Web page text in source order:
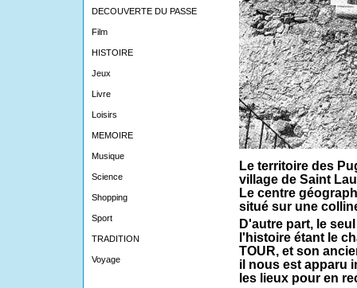
DECOUVERTE DU PASSE
Film
HISTOIRE
Jeux
Livre
Loisirs
MEMOIRE
Musique
Science
Shopping
Sport
TRADITION
Voyage
Le territoire des
village de Saint
Le centre
situé sur une
D'autre part, le
l'histoire étant le
TOUR, et son
il nous est apparu
les lieux pour en